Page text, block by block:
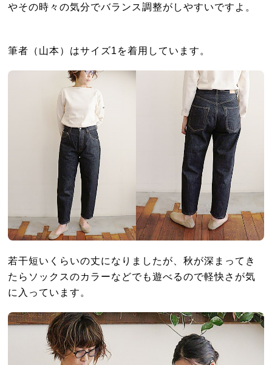
やその時々の気分でバランス調整がしやすいですよ。
筆者（山本）はサイズ1を着用しています。
若干短いくらいの丈になりましたが、秋が深まってき
たらソックスのカラーなどでも遊べるので軽快さが気
に入っています。